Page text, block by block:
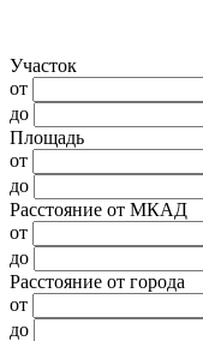
Участок
от
до
Площадь
от
до
Расстояние от МКАД
от
до
Расстояние от города
от
до